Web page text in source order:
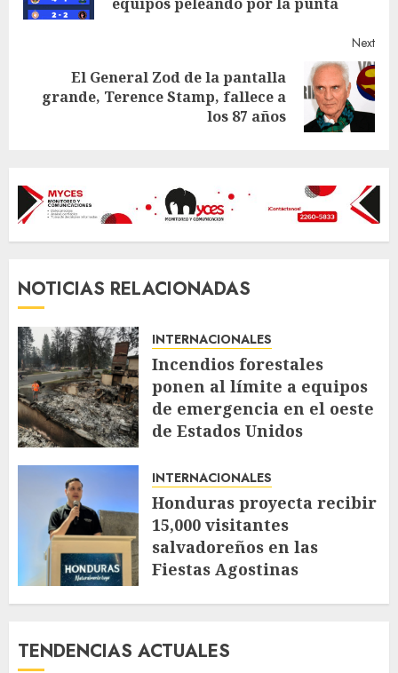
Next
Next
post:
El General Zod de la pantalla
grande, Terence Stamp, fallece a
los 87 años
NOTICIAS RELACIONADAS
INTERNACIONALES
Incendios forestales
ponen al límite a equipos
de emergencia en el oeste
de Estados Unidos
INTERNACIONALES
Honduras proyecta recibir
15,000 visitantes
salvadoreños en las
Fiestas Agostinas
TENDENCIAS ACTUALES